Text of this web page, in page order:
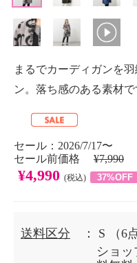
まるでカーディガンを
ン。落ち感のある素材
セール：2026/7/17〜
セール前価格 ¥7,990
¥4,990 (税込) 37%OFF
送料区分 ： S
（6
ショ